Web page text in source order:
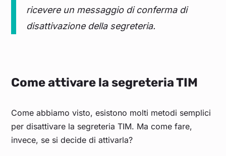
ricevere un messaggio di conferma di
disattivazione della segreteria.
Come attivare la segreteria TIM
Come abbiamo visto, esistono molti metodi semplici
per disattivare la segreteria TIM. Ma come fare,
invece, se si decide di attivarla?